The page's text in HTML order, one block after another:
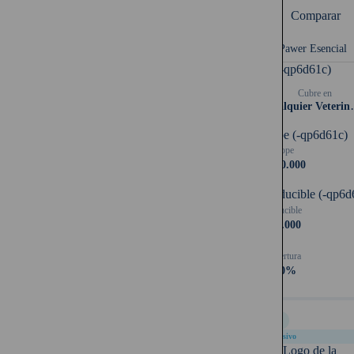
Comparar
Plan Pawer Esencial
UF (-qp6d61c)
Cubre en
Tope (-qp6d61c)
Tope
$400.000
Deducible (-
Deducible
$60.000
Cobertura
100%
Exclusivo